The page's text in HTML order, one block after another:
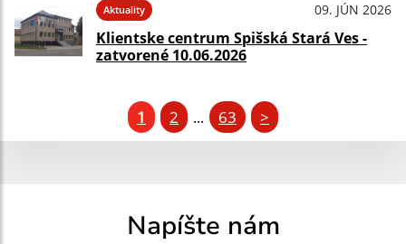
Aktuality 09. JÚN 2026
Klientske centrum Spišská Stará Ves -
zatvorené 10.06.2026
1 2 ... 63 >
Napíšte nám